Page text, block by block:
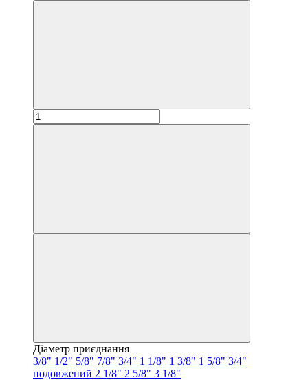
Діаметр приєднання
3/8" 1/2" 5/8" 7/8" 3/4" 1 1/8" 1 3/8" 1 5/8" 3/4"
подовжений 2 1/8" 2 5/8" 3 1/8"